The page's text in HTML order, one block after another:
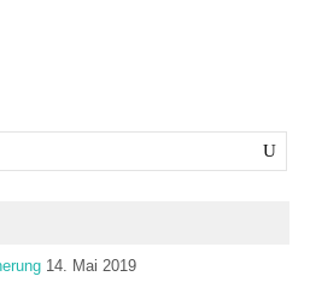
14. Mai 2019